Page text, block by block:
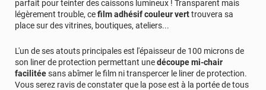
parfait pour teinter des caissons lumineux ! Transparent mais
légèrement trouble, cefilm adhésif couleur verttrouvera sa
place sur des vitrines, boutiques, ateliers...
L'un de ses atouts principales est l'épaisseur de 100 microns de
son liner de protection permettant unedécoupe mi-chair
facilitéesans abîmer le film ni transpercer le liner de protection.
Vous serez ravis de constater que la pose est à la portée de tous